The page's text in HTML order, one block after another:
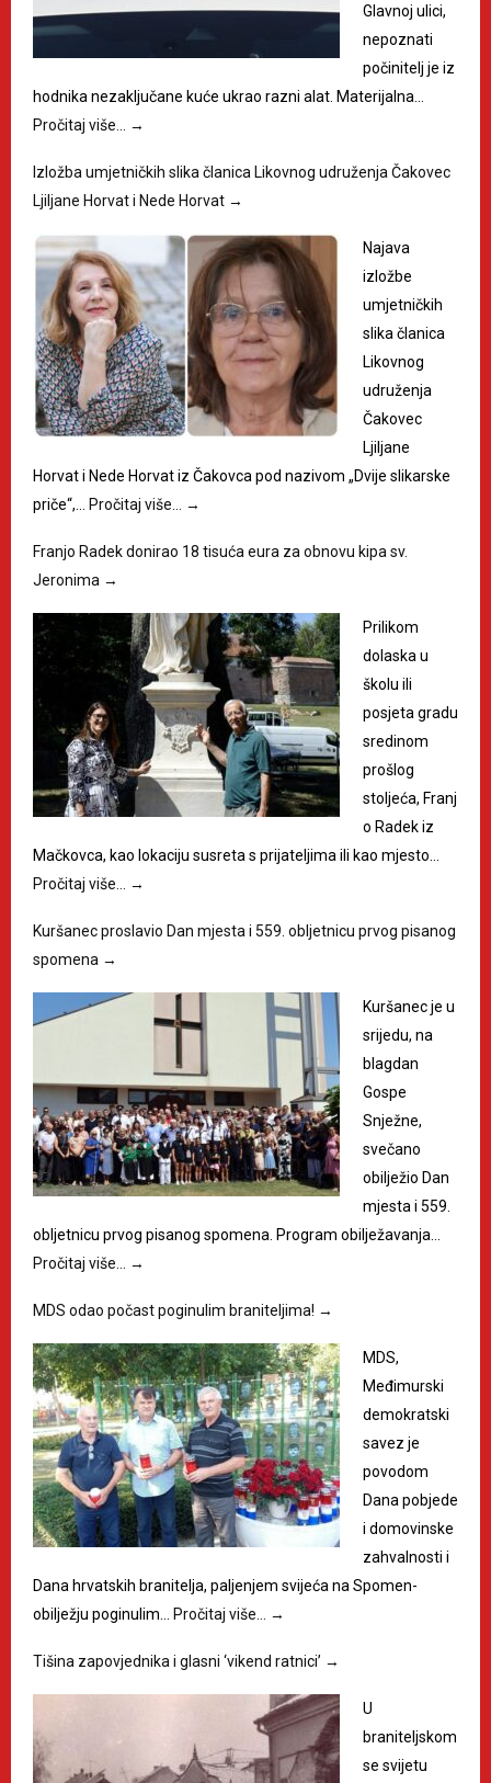
Glavnoj ulici,
nepoznati
počinitelj je iz
hodnika nezaključane kuće ukrao razni alat. Materijalna…
Pročitaj više…
→
Izložba umjetničkih slika članica Likovnog udruženja Čakovec
Ljiljane Horvat i Nede Horvat →
Najava
izložbe
umjetničkih
slika članica
Likovnog
udruženja
Čakovec
Ljiljane
Horvat i Nede Horvat iz Čakovca pod nazivom „Dvije slikarske
priče“,…
Pročitaj više… →
Franjo Radek donirao 18 tisuća eura za obnovu kipa sv.
Jeronima →
Prilikom
dolaska u
školu ili
posjeta gradu
sredinom
prošlog
stoljeća, Franj
o Radek iz
Mačkovca, kao lokaciju susreta s prijateljima ili kao mjesto…
Pročitaj više…
→
Kuršanec proslavio Dan mjesta i 559. obljetnicu prvog pisanog
spomena →
Kuršanec je u
srijedu, na
blagdan
Gospe
Snježne,
svečano
obilježio Dan
mjesta i 559.
obljetnicu prvog pisanog spomena. Program obilježavanja…
Pročitaj više…
→
MDS odao počast poginulim braniteljima! →
MDS,
Međimurski
demokratski
savez je
povodom
Dana pobjede
i domovinske
zahvalnosti i
Dana hrvatskih branitelja, paljenjem svijeća na Spomen-
obilježju poginulim…
Pročitaj više… →
Tišina zapovjednika i glasni ‘vikend ratnici’ →
U
braniteljskom
se svijetu